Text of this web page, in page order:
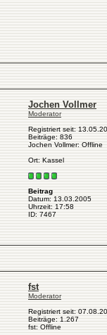
Jochen Vollmer
Moderator
Registriert seit:
Beiträge: 836
Jochen Vollmer: Offline
Ort: Kassel
Beitrag
Datum: 13.03.2005
Uhrzeit: 17:58
ID: 7467
fst
Moderator
Registriert seit:
Beiträge: 1.267
fst: Offline